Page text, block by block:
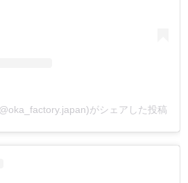
がシェアした投稿